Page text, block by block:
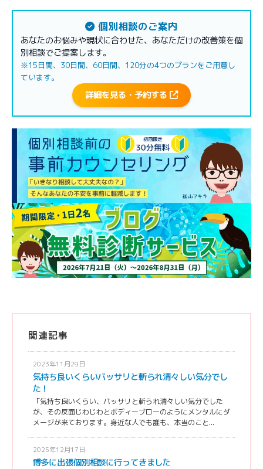
個別相談のご案内
あなたのお悩みや現状に合わせた、あなただけの改善策を個
別相談でご提案します。
※15日間、30日間、60日間、120分の4つのプランをご用意し
ています。
詳細を見る・予約する
関連記事
2023年11月29日
気持ち良いくらいバッサリと斬られ清々しい気分でし
た！
「気持ち良いくらい、バッサリと斬られ清々しい気分でした
が、その反面じわじわとボディーブローのようにメンタルにダ
メージが来ております。身近な人でも誰も、本当のこと...
2025年12月17日
博多に出張個別相談に行ってきました